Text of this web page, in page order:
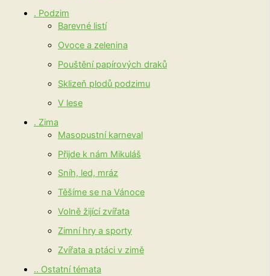
. Podzim
Barevné listí
Ovoce a zelenina
Pouštění papírových draků
Sklizeň plodů podzimu
V lese
. Zima
Masopustní karneval
Přijde k nám Mikuláš
Sníh, led, mráz
Těšíme se na Vánoce
Volně žijící zvířata
Zimní hry a sporty
Zvířata a ptáci v zimě
.. Ostatní témata